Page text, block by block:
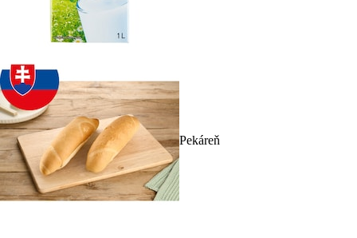
Pekáreň